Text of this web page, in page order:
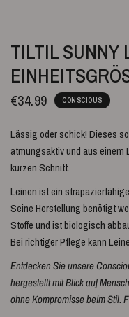
TILTIL SUNNY
€34.99 CONSCIOUS
Lässig oder schick! Dieses
atmungsaktiv und aus
kurzen Schnitt.
Leinen ist ein
Seine Herstellung benötigt
Stoffe und ist biologisch
Bei richtiger Pflege kann
Entdecken Sie unsere
hergestellt mit Blick auf
ohne Kompromisse beim Stil.